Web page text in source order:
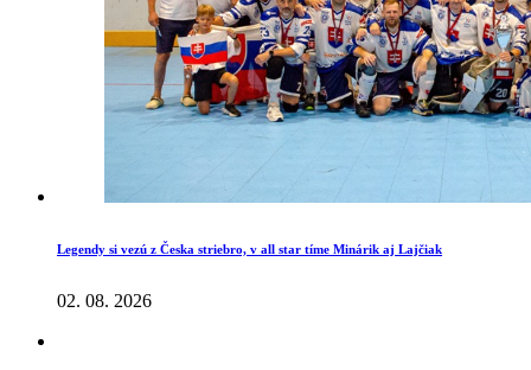
Legendy si vezú z Česka striebro, v all star tíme Minárik aj Lajčiak
02. 08. 2026